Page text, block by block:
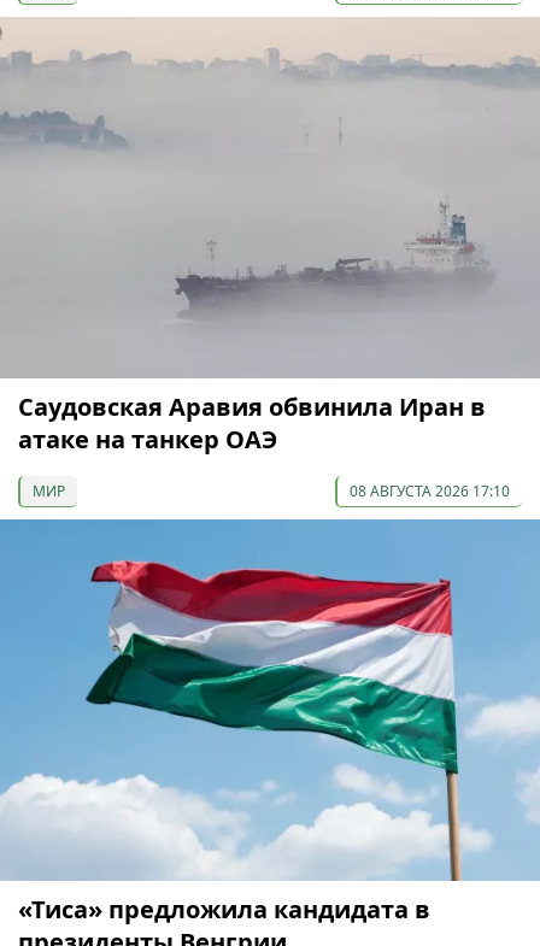
Саудовская Аравия обвинила Иран в
атаке на танкер ОАЭ
МИР 08 АВГУСТА 2026 17:10
«Тиса» предложила кандидата в